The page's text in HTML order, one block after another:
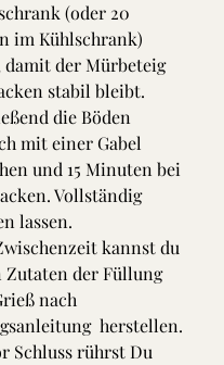
(oder 20
im Kühlschrank)
damit der Mürbeteig
stabil bleibt.
die Böden
mit einer Gabel
und 15 Minuten bei
Vollständig
lassen.
kannst du
Zutaten der Füllung
nach
herstellen.
Schluss rührst Du